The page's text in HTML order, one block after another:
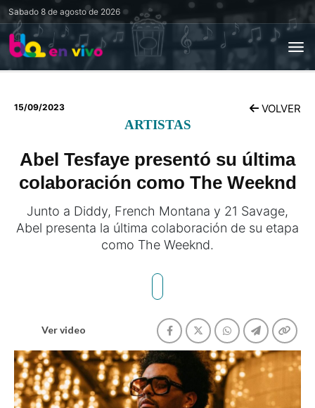
Sabado 8 de agosto de 2026
15/09/2023 VOLVER
ARTISTAS
Abel Tesfaye presentó su última
colaboración como The Weeknd
Junto a Diddy, French Montana y 21 Savage,
Abel presenta la última colaboración de su etapa
como The Weeknd.
Ver video